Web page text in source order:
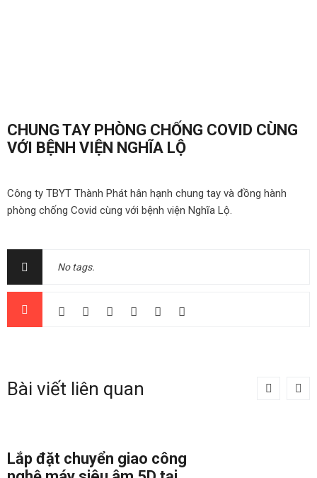
CHUNG TAY PHÒNG CHỐNG COVID CÙNG
VỚI BỆNH VIỆN NGHĨA LỘ
Công ty TBYT Thành Phát hân hạnh chung tay và đồng hành
phòng chống Covid cùng với bệnh viện Nghĩa Lộ.
No tags.
Bài viết liên quan
Lắp đặt chuyển giao công